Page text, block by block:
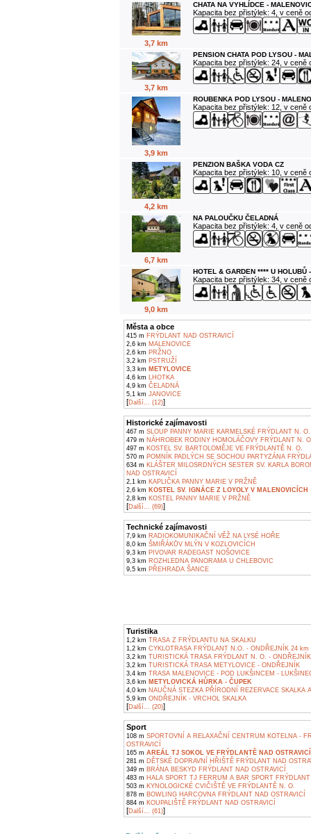
3,7 km
CHATA NA VYHLÍDCE -
Kapacita bez přistýlek: 4, v ceně
3,7 km
PENSION CHATA POD LYSOU -
Kapacita bez přistýlek: 24, v ceně
3,9 km
ROUBENKA POD LYSOU -
Kapacita bez přistýlek: 12, v ceně
4,2 km
PENZION BAŠKA VODA CZ
Kapacita bez přistýlek: 10, v ceně
6,7 km
NA PALOUČKU ČELADNÁ
Kapacita bez přistýlek: 4, v ceně
9,0 km
HOTEL & GARDEN **** U HOLUBŮ
Kapacita bez přistýlek: 34, v ceně
Města a obce
415 m FRÝDLANT NAD OSTRAVICÍ
2,6 km MALENOVICE
2,6 km PRŽNO
3,2 km PSTRUŽÍ
3,3 km METYLOVICE
4,6 km LHOTKA
4,9 km ČELADNÁ
5,1 km JANOVICE
[Další... (12)]
Historické zajímavosti
467 m SLOUP PANNY MARIE KARMELSKÉ FRÝDLANT N. O.
479 m NÁHROBEK RODINY HOMOLÁČOVY FRÝDLANT N.
497 m KOSTEL SV. BARTOLOMĚJE VE FRÝDLANTĚ N. O.
570 m POMNÍK PADLÝCH SE SOCHOU PARTYZÁNA
634 m KLÁŠTER MILOSRDNÝCH SESTER SV. KARLA
NAD OSTRAVICÍ
2,1 km KAPLIČKA PANNY MARIE V PRŽNĚ
2,6 km KOSTEL SV. IGNÁCE Z LOYOLY V MALENOVICÍCH
2,8 km KOSTEL PANNY MARIE V PRŽNĚ
[Další... (69)]
Technické zajímavosti
7,9 km RADIOKOMUNIKAČNÍ VĚŽ NA LYSÉ HOŘE
8,0 km ŠMIŘÁKŮV MLÝN V KOZLOVICÍCH
9,3 km PIVOVAR RADEGAST NOŠOVICE
9,3 km ROZHLEDNA PANORAMA U CHLEBOVIC
9,5 km PŘEHRADA ŠANCE
Turistika
1,2 km TRASA Z FRÝDLANTU NA SKALKU
1,2 km CYKLOTRASA FRÝDLANT N.O. - ONDŘEJNÍK 24 km
3,2 km TURISTICKÁ TRASA FRÝDLANT N. O. - ONDŘEJNÍK
3,2 km TURISTICKÁ TRASA METYLOVICE - ONDŘEJNÍK
3,4 km TRASA MALENOVICE - POD LUKŠINCEM -
3,6 km METYLOVICKÁ HŮRKA - ČUPEK
4,0 km NAUČNÁ STEZKA PŘÍRODNÍ REZERVACE SKALKA
5,9 km ONDŘEJNÍK - VRCHOL SKALKA
[Další... (20)]
Sport
108 m SPORTOVNÍ A RELAXAČNÍ CENTRUM KOTELNA -
OSTRAVICÍ
165 m AREÁL TJ SOKOL VE FRÝDLANTĚ NAD OSTRAVICÍ
281 m DĚTSKÉ DOPRAVNÍ HŘIŠTĚ FRÝDLANT NAD
349 m BRÁNA BESKYD FRÝDLANT NAD OSTRAVICÍ
483 m HALA SPORT TJ FERRUM A BAR SPORT
503 m KYNOLOGICKÉ CVIČIŠTĚ VE FRÝDLANTĚ N. O.
878 m BOWLING HARCOVNA FRÝDLANT NAD OSTRAVICÍ
884 m KOUPALIŠTĚ FRÝDLANT NAD OSTRAVICÍ
[Další... (61)]